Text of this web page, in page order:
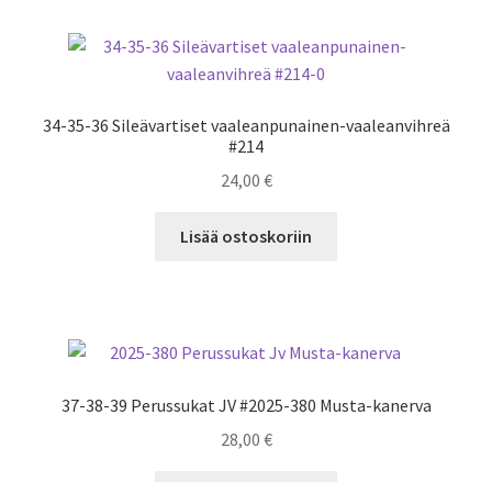
34-35-36 Sileävartiset vaaleanpunainen-vaaleanvihreä
#214
24,00 €
Lisää ostoskoriin
37-38-39 Perussukat JV #2025-380 Musta-kanerva
28,00 €